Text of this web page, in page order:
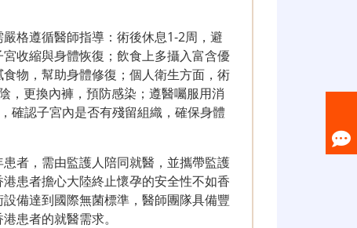
格遵循醫師指導：術後休息1-2周，避
收縮與身體恢復；飲食上多攝入富含優
物，幫助身體修復；個人衛生方面，術
，更換內褲，預防感染；遵醫囑服用消
確認子宮內是否有殘留組織，確保身體
者，需由監護人陪同就醫，並攜帶監護
患者擔心大陸終止懷孕的安全性不如香
備達到國際無菌標準，醫師團隊具備豐
患者的就醫需求。